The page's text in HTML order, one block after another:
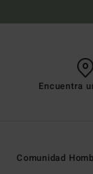
Encuentra
Comunidad